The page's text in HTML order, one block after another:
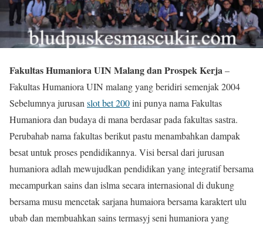
Fakultas Humaniora UIN Malang dan Prospek Kerja–
Fakultas Humaniora UIN malang yang beridiri semenjak 2004
Sebelumnya jurusan slot bet 200ini punya nama Fakultas
Humaniora dan budaya di mana berdasar pada fakultas sastra.
Perubahab nama fakultas berikut pastu menambahkan dampak
besat untuk proses pendidikannya. Visi bersal dari jurusan
humaniora adlah mewujudkan pendidikan yang integratif bersama
mecampurkan sains dan islma secara internasional di dukung
bersama musu mencetak sarjana humaiora bersama karaktert ulu
ubab dan membuahkan sains termasyj seni humaniora yang